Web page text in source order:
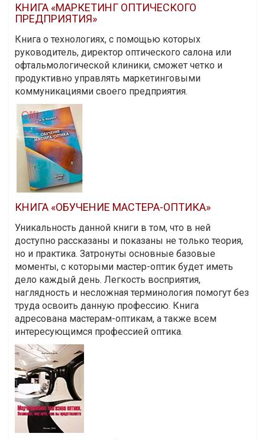
КНИГА «МАРКЕТИНГ ОПТИЧЕСКОГО
ПРЕДПРИЯТИЯ»
Книга о технологиях, с помощью которых
руководитель, директор оптического салона или
офтальмологической клиники, сможет четко и
продуктивно управлять маркетинговыми
коммуникациями своего предприятия.
КНИГА «ОБУЧЕНИЕ МАСТЕРА-ОПТИКА»
Уникальность данной книги в том, что в ней
доступно рассказаны и показаны не только теория,
но и практика. Затронуты основные базовые
моменты, с которыми мастер-оптик будет иметь
дело каждый день. Легкость восприятия,
наглядность и несложная терминология помогут без
труда освоить данную профессию. Книга
адресована мастерам-оптикам, а также всем
интересующимся профессией оптика.